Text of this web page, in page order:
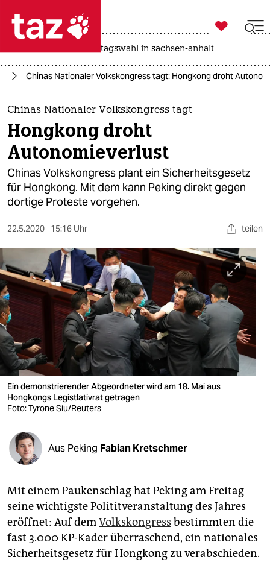
 taz zahl ich
taz zahl ich
themen
politik
öko
gesellschaft
sport
berlin
nord
wahrheit
verlag
verlag
veranstaltungen
fragen & hilfe
abo
genossenschaft
epaper login

taz zahl ich
landtagswahl in sachsen-anhalt
Chinas Nationaler Volkskongress tagt: Hongkong droht
Chinas Nationaler Volkskongress tagt
Hongkong droht
Autonomieverlust
Chinas Volkskongress plant ein Sicherheitsgesetz
für Hongkong. Mit dem kann Peking direkt gegen
dortige Proteste vorgehen.
22.5.2020 15:16 Uhr teilen
Ein demonstrierender Abgeordneter wird am 18. Mai aus
Hongkongs Legistlativrat getragen
Foto: Tyrone Siu/Reuters
Aus Peking Fabian Kretschmer
Mit einem Paukenschlag hat Peking am Freitag
seine wichtigste Polititveranstaltung des Jahres
eröffnet: Auf demVolkskongress bestimmten die
fast 3.000 KP-Kader überraschend, ein nationales
Sicherheitsgesetz für Hongkong zu verabschieden.